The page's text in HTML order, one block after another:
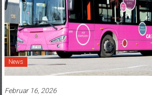
News
Februar 16, 2026